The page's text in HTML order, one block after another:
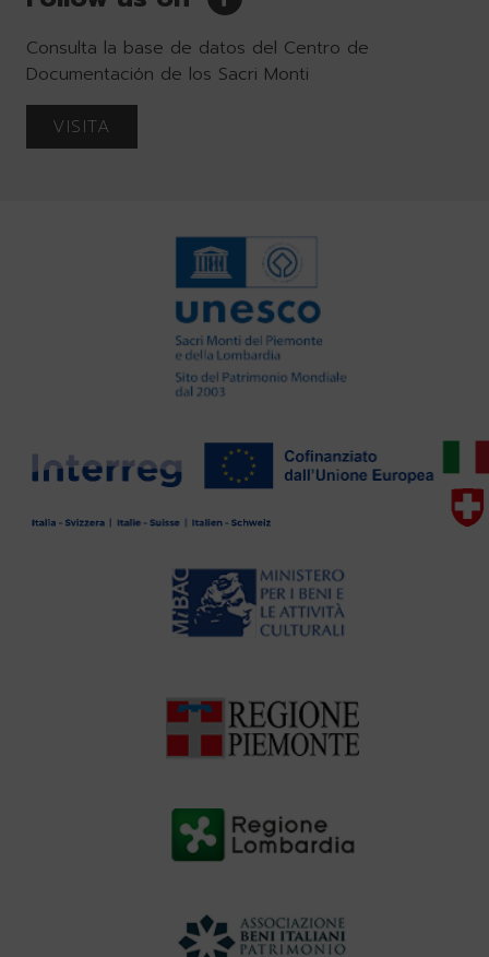
Consulta la base de datos del Centro de
Documentación de los Sacri Monti
VISITA